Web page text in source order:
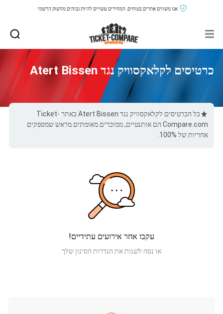
אנו משווים אתרים בטוחים, המחירים עשויים להיות גבוהים מהשוק הרשמי.
כרטיסים לקלאקסוויק נגד Atert Bissen
כל הכרטיסים לקלאקסוויק נגד Atert Bissen באתר Ticket-
Compare.com הם אותנטיים, ממוכרים מאומתים מראש שמספקים
אחריות של 100%.
עקבו אחר אירועים עתידיים!
או נסה לשנות את הגדרות הסינון שלך